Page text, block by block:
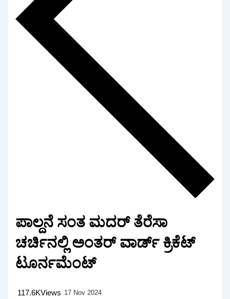
ಪಾಲ್ದನೆ ಸಂತ ಮದರ್‌ ತೆರೆಸಾ
ಚರ್ಚಿನಲ್ಲಿ ಅಂತರ್‌ ವಾರ್ಡ್ ಕ್ರಿಕೆಟ್‌
ಟೂರ್ನಮೆಂಟ್‌
117.6KViews 17 Nov 2024